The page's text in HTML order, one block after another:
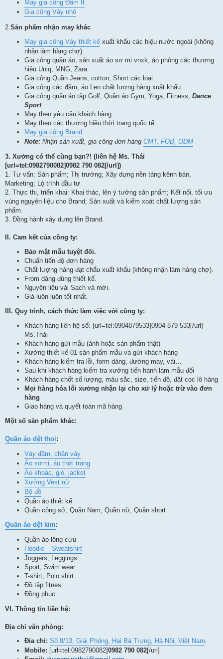
May gia công Đầm Ít
Gia công Váy nhỏ
2.Sản phẩm nhận may khác
May gia công Váy thiết kế xuất khẩu các hiệu nước ngoài (không
nhận làm hàng chợ).
Gia công quần áo, sản xuất áo sơ mi vnxk, áo phông các thương
hiệu Uniq, MNG, Zara.
Gia công Quần Jeans, cotton, Short các loại.
Gia công các đầm, áo Len chất lượng hàng xuất khẩu.
Gia công quần áo tập Golf, Quần áo Gym, Yoga, Fitness, Dance
Sport
May theo yêu cầu khách hàng.
May theo các thương hiệu thời trang quốc tế.
May gia công Brand
Note: Nhận sản xuất, gia công đơn hàng CMT, FOB, ODM
3. Xưởng có thể cùng bạn?! (liên hệ Ms. Thái
[url=tel:0982790082]0982 790 082[/url])
1. Tư vấn: Sản phẩm; Thị trường; Xây dựng nền tảng kênh bán,
Marketing; Lộ trình đầu tư
2. Thực thi, triển khai: Khai thác, lên ý tưởng sản phẩm; Kết nối, tối ưu
vùng nguyên liệu cho Brand; Sản xuất và kiểm xoát chất lượng sản
phẩm.
3. Đồng hành xây dựng lên Brand.
II. Cam kết của công ty:
Bảo mật mẫu tuyệt đối.
Chuẩn tiến độ đơn hàng
Chất lượng hàng đạt chẩu xuất khẩu (không nhận làm hàng chợ).
From dáng đúng thiết kế.
Nguyên liệu vải Sạch và mới.
Giá luôn luôn tốt nhất.
III. Quy trình, cách thức làm việc với công ty:
Khách hàng liên hệ số: [url=tel:0904879533]0904 879 533[/url]
Ms.Thái
Khách hàng gửi mẫu (ảnh hoặc sản phẩm thật)
Xưởng thiết kế 01 sản phẩm mẫu và gửi khách hàng
Khách hàng kiểm tra lỗi, form dáng, đường may, vải…
Sau khi khách hàng kiểm tra xưởng tiến hành làm mẫu đối
Khách hàng chốt số lượng, màu sắc, size, tiến độ, đặt cọc lô hàng
Mọi hàng hóa lỗi xưởng nhận lại cho xử lý hoặc trừ vào đơn
hàng
Giao hàng và quyết toán mã hàng
Một số sản phẩm khác:
Quần áo dệt thoi:
Váy đầm, chân váy
Áo sơmi, áo thời trang
Áo khoác, gió, jacket
Xưởng Vest nữ
Bộ đồ
Quần áo thiết kế
Quần công sở, Quần Nam, Quần nữ, Quần short
Quần áo dệt kim:
Quần áo lông cừu
Hoodie – Sweatshirt
Joggers, Leggings
Sport, Swim wear
T-shirt, Polo shirt
Đồ tập fitnes
Đồng phục
VI. Thông tin liên hệ:
Địa chỉ văn phòng:
Đia chỉ: Số 8/13, Giải Phóng, Hai Bà Trưng, Hà Nội, Việt Nam
Mobile: [url=tel:0982790082]0982 790 082[/url]